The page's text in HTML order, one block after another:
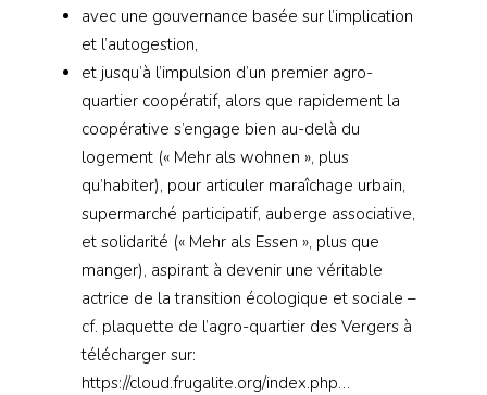
avec une gouvernance basée sur l’implication
et l’autogestion,
et jusqu’à l’impulsion d’un premier agro-
quartier coopératif, alors que rapidement la
coopérative s’engage bien au-delà du
logement (« Mehr als wohnen », plus
qu’habiter), pour articuler maraîchage urbain,
supermarché participatif, auberge associative,
et solidarité (« Mehr als Essen », plus que
manger), aspirant à devenir une véritable
actrice de la transition écologique et sociale –
cf. plaquette de l’agro-quartier des Vergers à
télécharger sur:
https://cloud.frugalite.org/index.php…